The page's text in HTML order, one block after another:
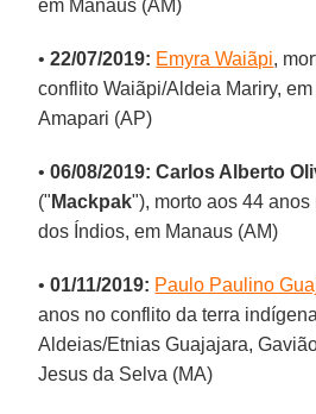
em Manaus (AM)
•22/07/2019: Emyra Waiãpi,
conflito Waiãpi/Aldeia Mariry,
Amapari (AP)
•06/08/2019: Carlos Alberto
(" Mackpak"), morto aos 44
dos Índios, em Manaus (AM)
• 01/11/2019: Paulo Paulino
anos no conflito da terra
Aldeias/Etnias Guajajara,
Jesus da Selva (MA)